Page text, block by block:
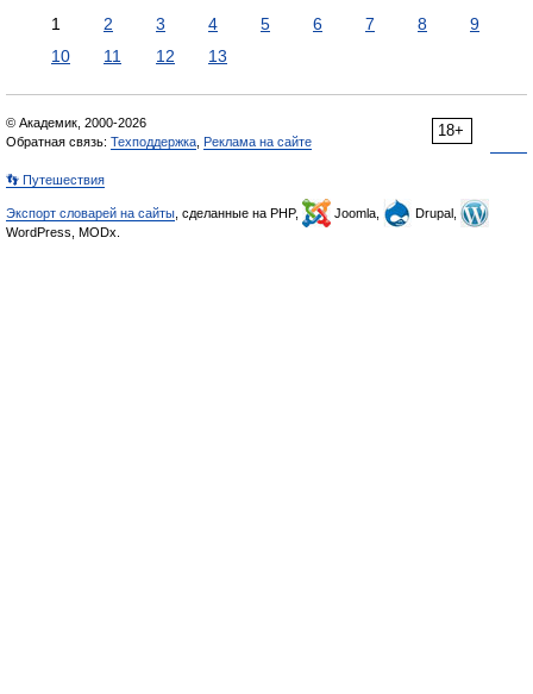
1 2 3 4 5 6 7 8
9
10
11 12 13
18+
© Академик, 2000-2026
Обратная связь: Техподдержка Реклама на сайте
👣 Путешествия
Экспорт словарей на сайты , сделанные на PHP, Joomla,
Drupal,
WordPress, MODx.